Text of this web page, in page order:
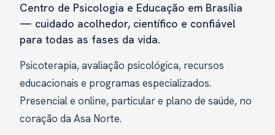
Centro de Psicologia e Educação em Brasília
— cuidado acolhedor, científico e confiável
para todas as fases da vida.
Psicoterapia, avaliação psicológica, recursos
educacionais e programas especializados.
Presencial e online, particular e plano de saúde, no
coração da Asa Norte.